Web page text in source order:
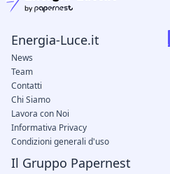
Energia-Luce.it
News
Team
Contatti
Chi Siamo
Lavora con Noi
Informativa Privacy
Condizioni generali d'uso
Il Gruppo Papernest